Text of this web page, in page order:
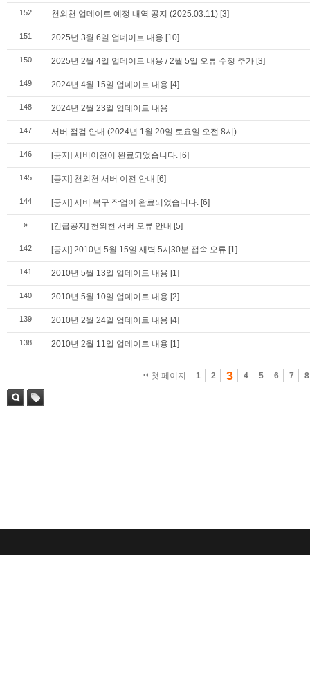
152 천외천 업데이트 예정 내역 공지 (2025.03.11) [3]
151 2025년 3월 6일 업데이트 내용 [10]
150 2025년 2월 4일 업데이트 내용 / 2월 5일 오류 수정 추가 [3]
149 2024년 4월 15일 업데이트 내용 [4]
148 2024년 2월 23일 업데이트 내용
147 서버 점검 안내 (2024년 1월 20일 토요일 오전 8시)
146 [공지] 서버이전이 완료되었습니다. [6]
145 [공지] 천외천 서버 이전 안내 [6]
144 [공지] 서버 복구 작업이 완료되었습니다. [6]
» [긴급공지] 천외천 서버 오류 안내 [5]
142 [공지] 2010년 5월 15일 새벽 5시30분 접속 오류 [1]
141 2010년 5월 13일 업데이트 내용 [1]
140 2010년 5월 10일 업데이트 내용 [2]
139 2010년 2월 24일 업데이트 내용 [4]
138 2010년 2월 11일 업데이트 내용 [1]
첫 페이지 1 2 3 4 5 6 7 8